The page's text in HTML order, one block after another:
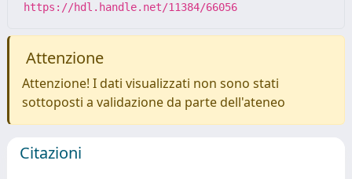
https://hdl.handle.net/11384/66056
Attenzione
Attenzione! I dati visualizzati non sono stati
sottoposti a validazione da parte dell'ateneo
Citazioni